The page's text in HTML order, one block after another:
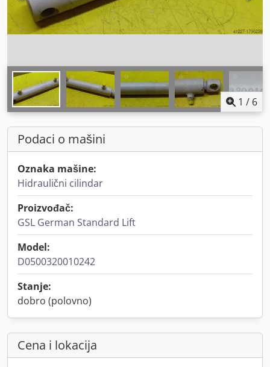
1 / 6
Podaci o mašini
Oznaka mašine:
Hidraulični cilindar
Proizvođač:
GSL German Standard Lift
Model:
D0500320010242
Stanje:
dobro (polovno)
Cena i lokacija